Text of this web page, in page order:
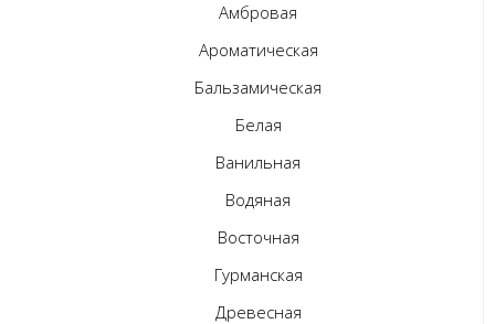
Амбровая
Ароматическая
Бальзамическая
Белая
Ванильная
Водяная
Восточная
Гурманская
Древесная